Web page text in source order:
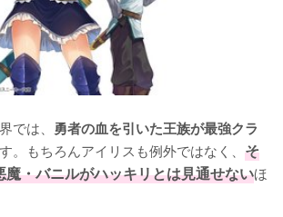
では、 勇者の血を引いた王族が最強クラ
。もちろんアイリスも例外ではなく、 そ
魔・バニルがハッキリとは見通せないほ